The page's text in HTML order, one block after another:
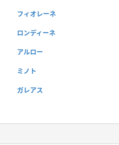
フィオレーネ
ロンディーネ
アルロー
ミノト
ガレアス